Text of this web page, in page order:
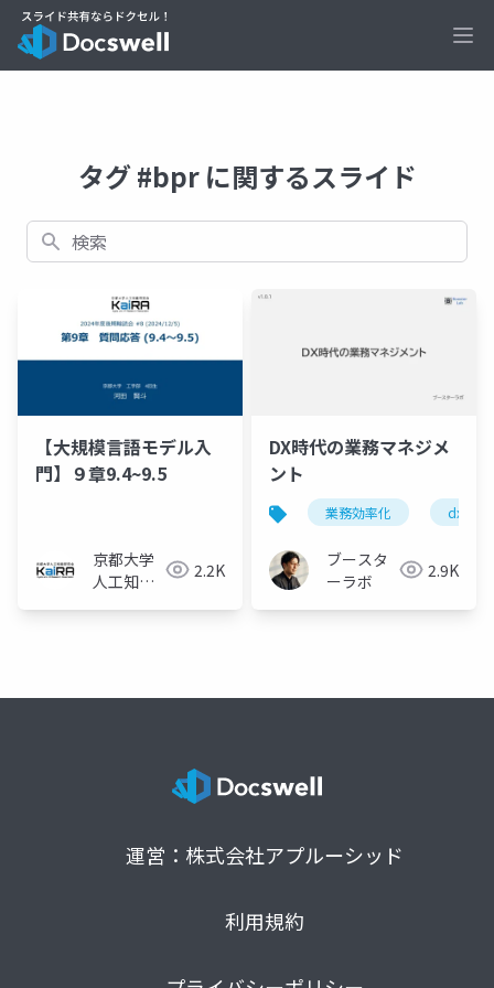
タグ #bpr に関するスライド
検索
【大規模言語モデル入
門】９章9.4~9.5
京都大学
人工知能
2.2K
DX時代の業務マネジメ
ント
業務効率化 dx
ブースタ
ーラボ
2.9K
運営：株式会社アプルーシッド
利用規約